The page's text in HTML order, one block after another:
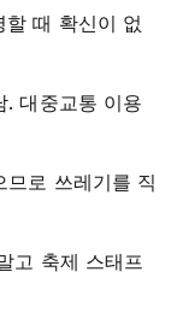
때 확신이 없
. 대중교통 이용
로 쓰레기를 직
고 축제 스태프